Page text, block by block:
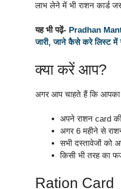
लाभ लेने में भी राशन कार्ड
यह भी पढ़ें- Pradhan
जारी, जाने कैसे करे लिस्ट
क्या करें आप?
अगर आप चाहते हैं कि आपका
अपने राशन card
अगर 6 महीने से
सभी दस्तावेजों को
किसी भी तरह का
Ration Card